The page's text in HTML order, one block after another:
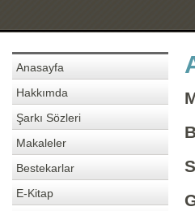
Anasayfa
Hakkımda
Şarkı Sözleri
Makaleler
Bestekarlar
E-Kitap